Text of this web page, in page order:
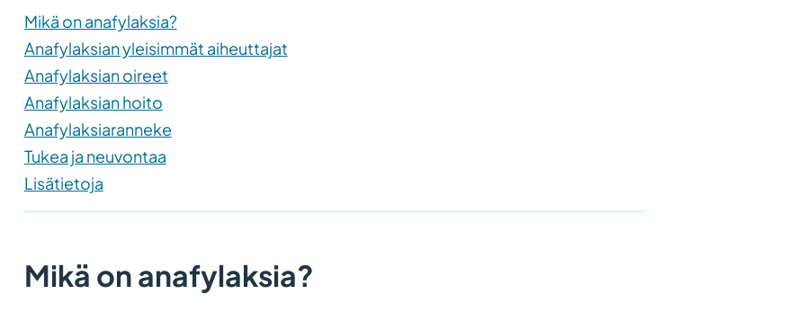
Mikä on anafylaksia?
Anafylaksian yleisimmät aiheuttajat
Anafylaksian oireet
Anafylaksian hoito
Anafylaksiaranneke
Tukea ja neuvontaa
Lisätietoja
Mikä on anafylaksia?